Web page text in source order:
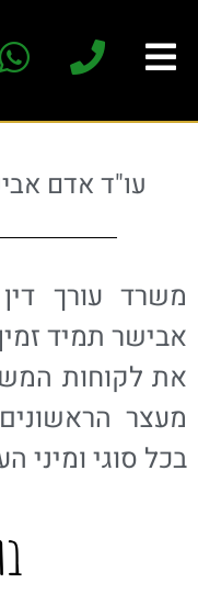
עו"ד אדם
משרד עורך
את לקוחות
מעצר
בכל סוגי ומיני